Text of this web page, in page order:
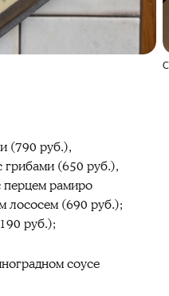
(790 руб.),
(650 руб.),
перцем рамиро
лососем (690 руб.);
руб.);
соусе